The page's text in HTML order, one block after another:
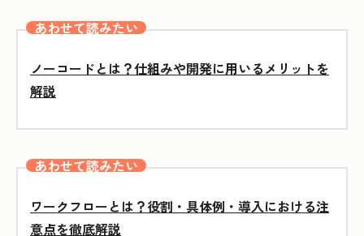
あわせて読みたい
ノーコードとは？仕組みや開発に用いるメリットを
解説
あわせて読みたい
ワークフローとは？役割・具体例・導入における注
意点を徹底解説